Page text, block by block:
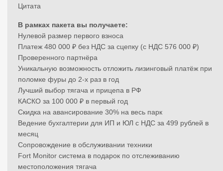
Цитата
В рамках пакета вы получаете:
Нулевой размер первого взноса
Платеж 480 000 ₽ без НДС за сцепку (с НДС 576 000 ₽)
Проверенного партнёра
Уникальную возможность отложить лизинговый платёж при
поломке фуры до 2-х раз в год
Лучший выбор тягача и прицепа в РФ
КАСКО за 100 000 ₽ в первый год
Скидка на авансирование 30% на весь парк
Ведение бухгалтерии для ИП и ЮЛ с НДС за 499 рублей в
месяц
Сопровождение в обслуживании техники
Fort Monitor система в подарок по отслеживанию
местоположения тягача